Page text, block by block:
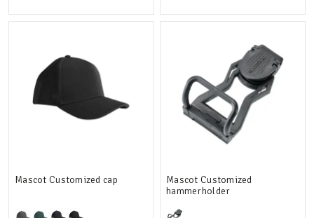
Mascot Customized cap
Mascot Customized
hammerholder